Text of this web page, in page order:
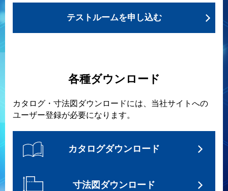
テストルームを申し込む
各種ダウンロード
カタログ・寸法図ダウンロードには、当社サイトへの
ユーザー登録が必要になります。
カタログダウンロード
寸法図ダウンロード